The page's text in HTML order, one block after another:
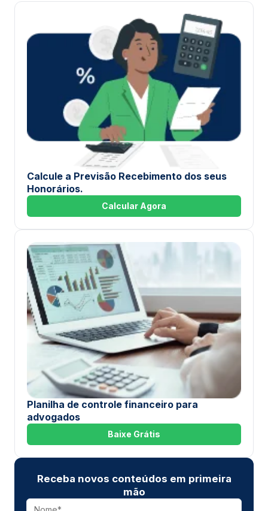
Calcule a Previsão Recebimento dos seus
Honorários.
Calcular Agora
Planilha de controle financeiro para
advogados
Baixe Grátis
Receba novos conteúdos em primeira
mão